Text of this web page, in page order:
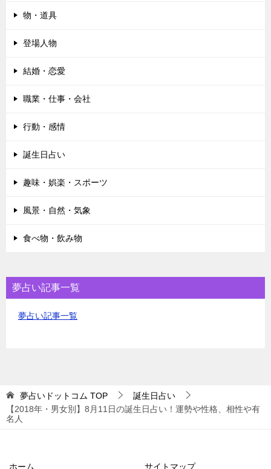
物・道具
登場人物
結婚・恋愛
職業・仕事・会社
行動・感情
誕生日占い
趣味・娯楽・スポーツ
風景・自然・気象
食べ物・飲み物
夢占い記事一覧
夢占い記事一覧
夢占いドットコム TOP
誕生日占い
【2018年・男女別】8月11日の誕生日占い！運勢や性格、相性や有
名人
ホーム サイトマップ